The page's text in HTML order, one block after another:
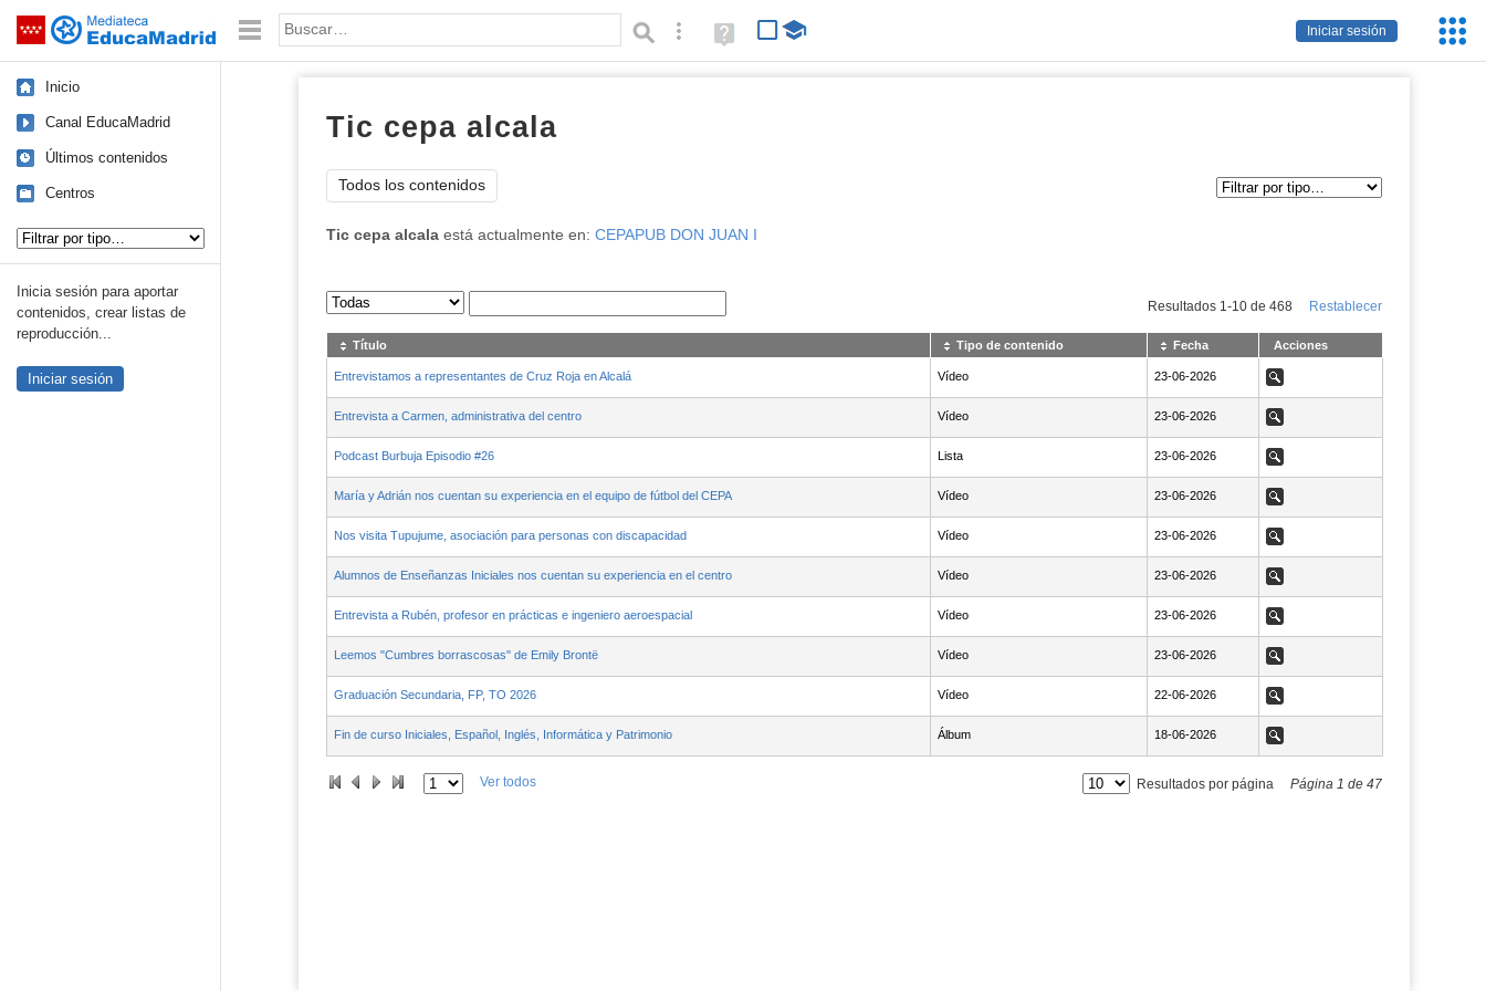
Saltar navegación
Iniciar sesión
Palabra o frase: Búsqueda avanzada
Ayuda
(en
Inicio
Canal EducaMadrid
Últimos contenidos
Centros
Inicia sesión para aportar
contenidos, crear listas de
reproducción...
Iniciar sesión
Tic cepa alcala
Todos los contenidos
Tic cepa alcalaestá actualmente en: CEPAPUB DON JUAN I
Sus archivos Resultados 1 -10de 468 Restablecer
Título Tipo de contenido Fecha Acciones
Entrevistamos a representantes de Cruz Roja en Alcalá Vídeo NaN23-06-2026
23-06-2026 Ver
Entrevista a Carmen, administrativa del centro Vídeo NaN23-06-2026
23-06-2026 Ver
Podcast Burbuja Episodio #26 Lista NaN23-06-2026
23-06-2026 Ver
María y Adrián nos cuentan su experiencia en el equipo de fútbol del CEPA Vídeo NaN23-06-2026
23-06-2026 Ver
Nos visita Tupujume, asociación para personas con discapacidad Vídeo NaN23-06-2026
23-06-2026 Ver
Alumnos de Enseñanzas Iniciales nos cuentan su experiencia en el centro Vídeo NaN23-06-2026
23-06-2026 Ver
Entrevista a Rubén, profesor en prácticas e ingeniero aeroespacial Vídeo NaN23-06-2026
23-06-2026 Ver
Leemos "Cumbres borrascosas" de Emily Brontë Vídeo NaN23-06-2026
23-06-2026 Ver
Graduación Secundaria, FP, TO 2026 Vídeo NaN22-06-2026
22-06-2026 Ver
Fin de curso Iniciales, Español, Inglés, Informática y Patrimonio Álbum NaN18-06-2026
18-06-2026 Ver
Ver todos Resultados por página Página 1 de 47